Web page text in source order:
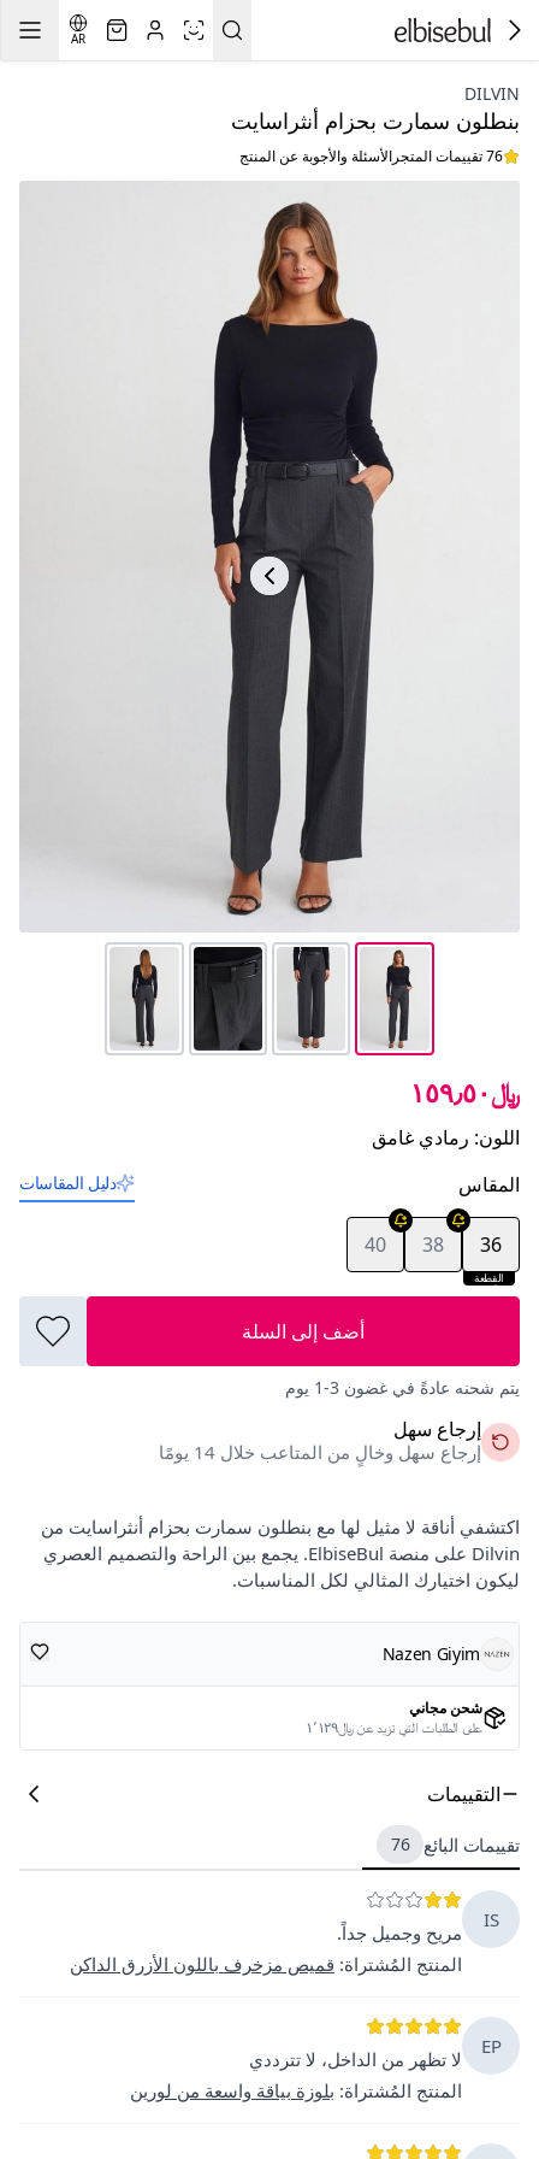
AR
DILVIN
بنطلون سمارت بحزام أنثراسايت
76 تقييمات المتجر الأسئلة والأجوبة عن المنتج
﷼١٥٩٫٥٠
اللون: رمادي غامق
المقاس
دليل المقاسات
القطعة
36
38
40
أضف إلى السلة
يتم شحنه عادةً في غضون 3-1 يوم
إرجاع سهل
إرجاع سهل وخالٍ من المتاعب خلال 14 يومًا
اكتشفي أناقة لا مثيل لها مع بنطلون سمارت بحزام أنثراسايت من
Dilvin على منصة ElbiseBul. يجمع بين الراحة والتصميم العصري
ليكون اختيارك المثالي لكل المناسبات.
Nazen Giyim
شحن مجاني
على الطلبات التي تزيد عن ﷼١٬١٢٩
التقييمات
تقييمات البائع 76
IS
مريح وجميل جداً.
المنتج المُشتراة: قميص مزخرف باللون الأزرق الداكن
EP
لا تظهر من الداخل، لا تترددي
المنتج المُشتراة: بلوزة بياقة واسعة من لورين